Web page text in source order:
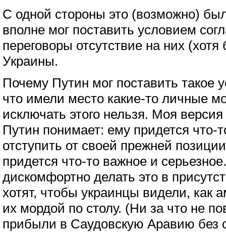
С одной стороны это (возможно)
вполне мог поставить условием
переговоры отсутствие на них
Украины.
Почему Путин мог поставить такое
что имели место какие-то личные
исключать этого нельзя. Моя
Путин понимает: ему придется что-
отступить от своей прежней
придется что-то важное и
дискомфортно делать это в
хотят, чтобы украинцы видели, как
их мордой по столу. (Ни за что не
прибыли в Саудовскую Аравию без